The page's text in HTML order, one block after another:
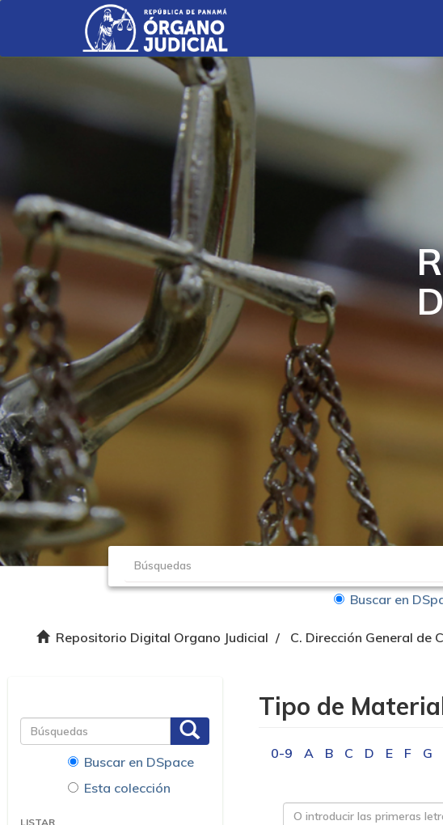
Buscar en
Repositorio Digital Organo Judicial C. Dirección General de
Buscar en DSpace
Esta colección
LISTAR
Tipo de
0-9 A B C D E F G